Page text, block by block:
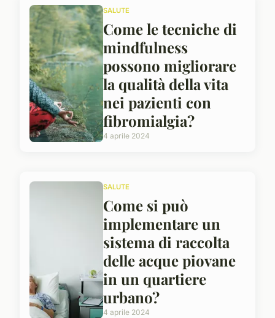
SALUTE
Come le tecniche di
mindfulness
possono migliorare
la qualità della vita
nei pazienti con
fibromialgia?
4 aprile 2024
SALUTE
Come si può
implementare un
sistema di raccolta
delle acque piovane
in un quartiere
urbano?
4 aprile 2024